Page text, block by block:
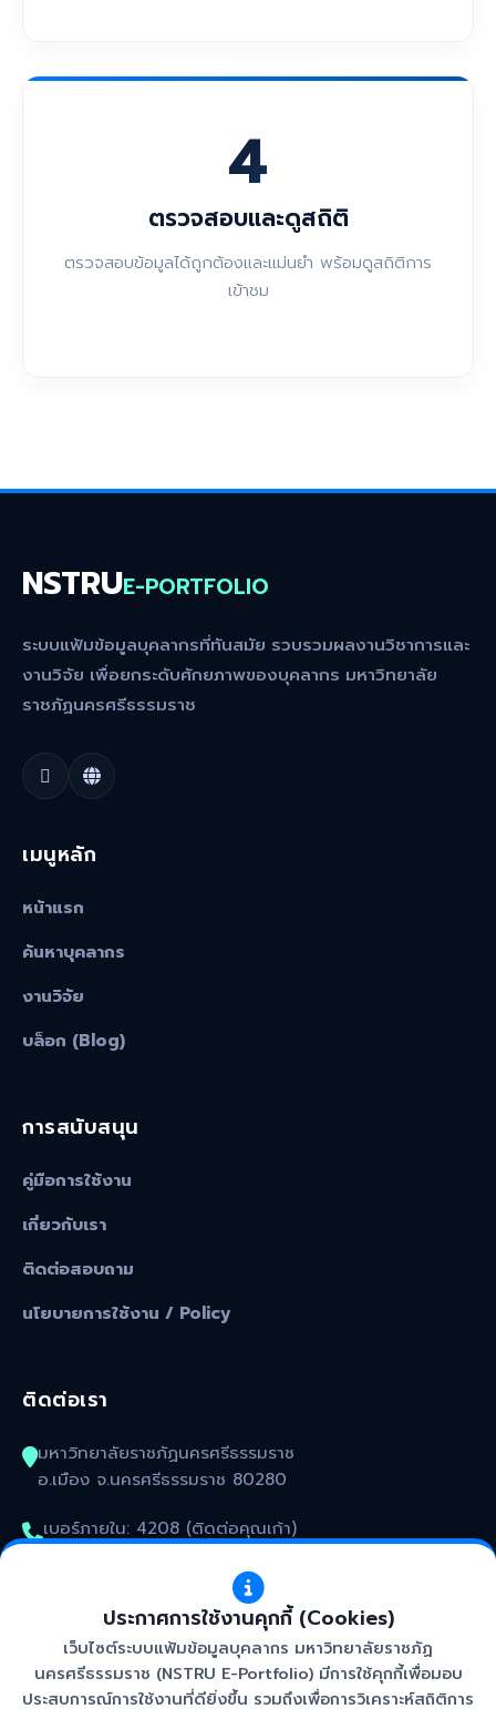
4
ตรวจสอบและดูสถิติ
ตรวจสอบข้อมูลได้ถูกต้องและแม่นยำ พร้อมดูสถิติการ
เข้าชม
NSTRUE-PORTFOLIO
ระบบแฟ้มข้อมูลบุคลากรที่ทันสมัย รวบรวมผลงานวิชาการและ
งานวิจัย เพื่อยกระดับศักยภาพของบุคลากร มหาวิทยาลัย
ราชภัฏนครศรีธรรมราช
เมนูหลัก
หน้าแรก
ค้นหาบุคลากร
งานวิจัย
บล็อก (Blog)
การสนับสนุน
คู่มือการใช้งาน
เกี่ยวกับเรา
ติดต่อสอบถาม
นโยบายการใช้งาน / Policy
ติดต่อเรา
มหาวิทยาลัยราชภัฏนครศรีธรรมราช
อ.เมือง จ.นครศรีธรรมราช 80280
เบอร์ภายใน: 4208 (ติดต่อคุณเก้า)
kunakorn_won@nstru.ac.th
ประกาศการใช้งานคุกกี้ (Cookies)
เว็บไซต์ระบบแฟ้มข้อมูลบุคลากร มหาวิทยาลัยราชภัฏ
นครศรีธรรมราช (NSTRU E-Portfolio) มีการใช้คุกกี้เพื่อมอบ
ประสบการณ์การใช้งานที่ดียิ่งขึ้น รวมถึงเพื่อการวิเคราะห์สถิติการ